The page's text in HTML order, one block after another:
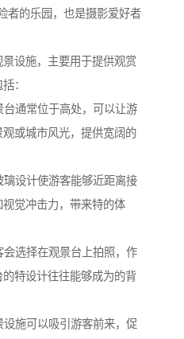
者的乐园，也是摄影爱好者
设施，主要用于提供观赏
：
通常位于高处，可以让游
或城市风光，提供宽阔的
设计使游客能够近距离接
觉冲击力，带来特的体
选择在观景台上拍照，作
特设计往往能够成为的背
施可以吸引游客前来，促